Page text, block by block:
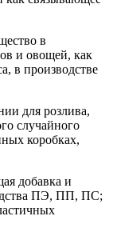
в
и овощей, как
в производстве
для розлива,
случайного
коробках,
добавка и
ПЭ, ПП, ПС;